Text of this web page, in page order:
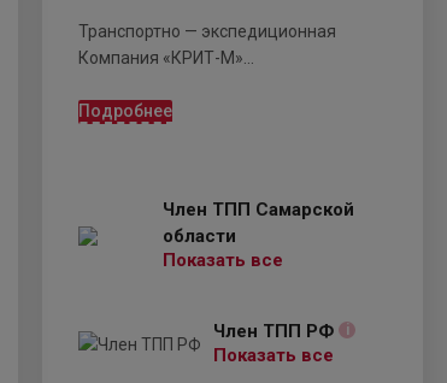
Транспортно — экспедиционная
Компания «КРИТ-М»...
Подробнее
Член ТПП Самарской
области
Показать все
Член ТПП РФ i
Показать все